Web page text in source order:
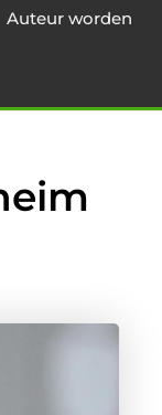
Auteur worden